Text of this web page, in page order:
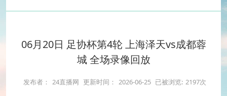
06月20日 足协杯第4轮 上海泽天vs成都蓉
城 全场录像回放
发布者： 24直播网 更新时间： 2026-06-25 已被浏览: 2197次